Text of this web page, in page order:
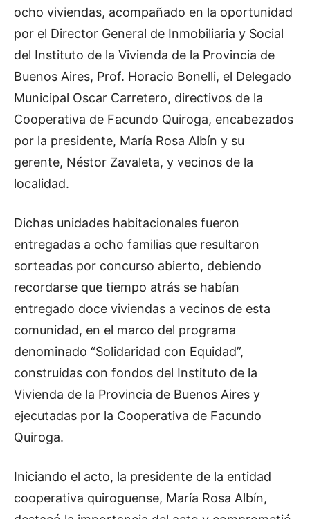
ocho viviendas, acompañado en la oportunidad
por el Director General de Inmobiliaria y Social
del Instituto de la Vivienda de la Provincia de
Buenos Aires, Prof. Horacio Bonelli, el Delegado
Municipal Oscar Carretero, directivos de la
Cooperativa de Facundo Quiroga, encabezados
por la presidente, María Rosa Albín y su
gerente, Néstor Zavaleta, y vecinos de la
localidad.
Dichas unidades habitacionales fueron
entregadas a ocho familias que resultaron
sorteadas por concurso abierto, debiendo
recordarse que tiempo atrás se habían
entregado doce viviendas a vecinos de esta
comunidad, en el marco del programa
denominado “Solidaridad con Equidad”,
construidas con fondos del Instituto de la
Vivienda de la Provincia de Buenos Aires y
ejecutadas por la Cooperativa de Facundo
Quiroga.
Iniciando el acto, la presidente de la entidad
cooperativa quiroguense, María Rosa Albín,